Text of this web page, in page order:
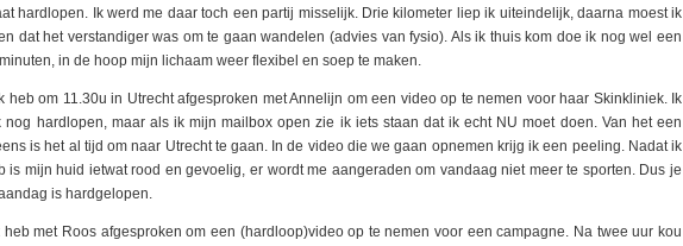
hardlopen. Ik werd me daar toch een partij misselijk. Drie kilometer liep ik uiteindelijk, daarna moest ik
dat het verstandiger was om te gaan wandelen (advies van fysio). Als ik thuis kom doe ik nog wel een
in de hoop mijn lichaam weer flexibel en soep te maken.
heb om 11.30u in Utrecht afgesproken met Annelijn om een video op te nemen voor haar Skinkliniek. Ik
hardlopen, maar als ik mijn mailbox open zie ik iets staan dat ik echt NU moet doen. Van het een
is het al tijd om naar Utrecht te gaan. In de video die we gaan opnemen krijg ik een peeling. Nadat ik
is mijn huid ietwat rood en gevoelig, er wordt me aangeraden om vandaag niet meer te sporten. Dus je
is hardgelopen.
heb met Roos afgesproken om een (hardloop)video op te nemen voor een campagne. Na twee uur kou